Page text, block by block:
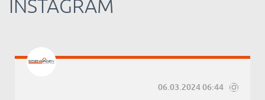
INSTAGRAM
06.03.2024 06:44